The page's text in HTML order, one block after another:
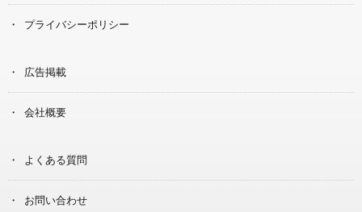
プライバシーポリシー
広告掲載
会社概要
よくある質問
お問い合わせ